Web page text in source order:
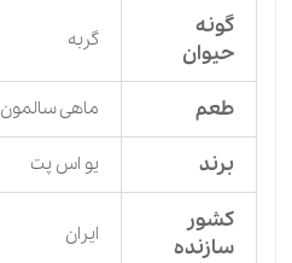
گونه
حیوان
گربه
طعم ماهی سالمون
برند یو اس پت
کشور
سازنده
ایران